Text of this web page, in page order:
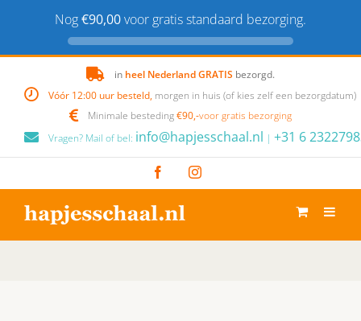
Nog€90,00voor gratis standaard bezorging.
content
in heel Nederland GRATIS bezorgd.
Vóór 12:00 uur besteld, morgen in huis (of kies zelf een bezorgdatum)
Minimale besteding€90,-voor gratis bezorging
Vragen? Mail of bel: info@hapjesschaal.nl | +31 6
FacebookInstagram